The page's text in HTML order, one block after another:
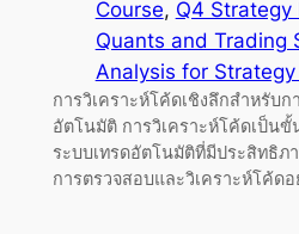
Course, Q4 Strategy
Quants and Trading
Analysis for
การวิเคราะห์โค้ดเชิงลึกสำหรับ
อัตโนมัติ การวิเคราะห์โค้ดเป็น
ระบบเทรดอัตโนมัติที่มีประสิทธิภ
การตรวจสอบและวิเคราะห์โค้ดอ